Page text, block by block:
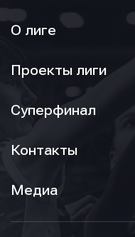
О лиге
Проекты лиги
Суперфинал
Контакты
Медиа